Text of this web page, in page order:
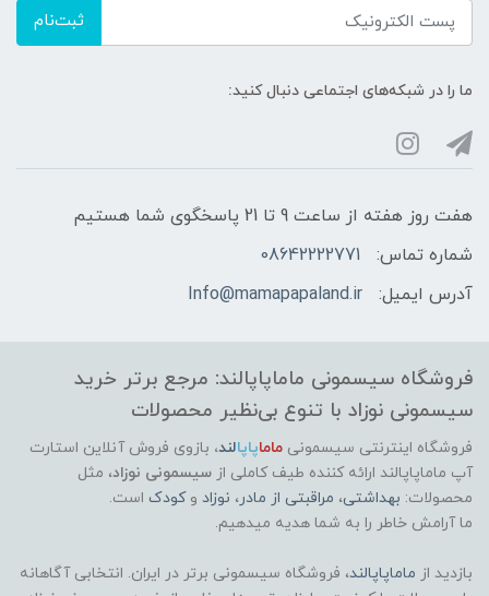
ثبت‌نام
ما را در شبکه‌های اجتماعی دنبال کنید:
هفت روز هفته از ساعت 9 تا 21 پاسخگوی شما هستیم
شماره تماس:
08642222771
آدرس ایمیل:
Info@mamapapaland.ir
فروشگاه سیسمونی ماماپاپالند: مرجع برتر خرید
سیسمونی نوزاد با تنوع بی‌نظیر محصولات
فروشگاه اینترنتی سیسمونی ماماپاپالند، بازوی فروش آنلاین استارت
آپ ماماپاپالند ارائه کننده طیف کاملی از سیسمونی نوزاد، مثل
محصولات: بهداشتی، مراقبتی از مادر ، نوزاد وکودک است.
ما آرامش خاطر را به شما هدیه میدهیم.
بازدید از ماماپاپالند، فروشگاه سیسمونی برتر در ایران. انتخابی آگاهانه